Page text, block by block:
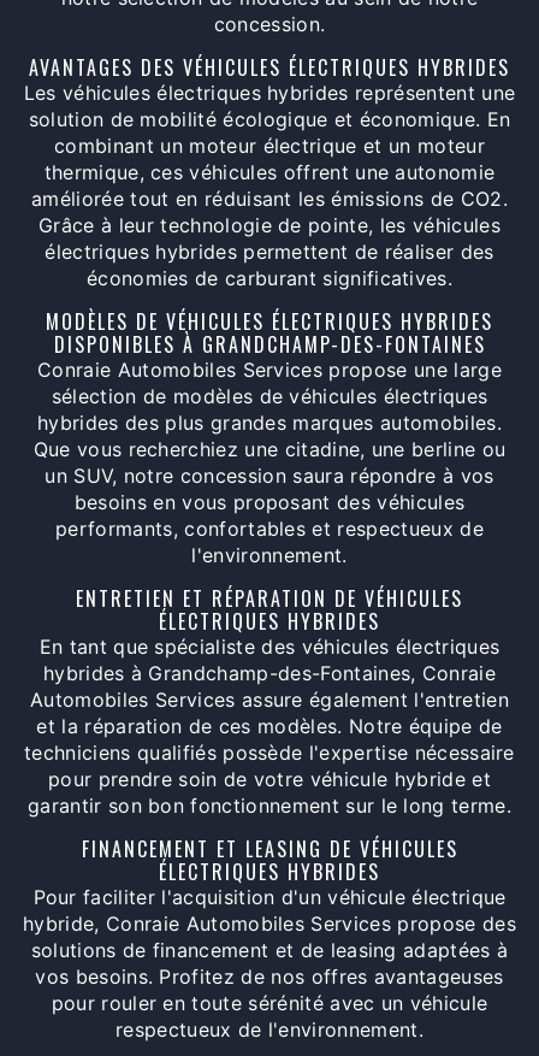
concession.
AVANTAGES DES VÉHICULES ÉLECTRIQUES HYBRIDES
Les véhicules électriques hybrides représentent une
solution de mobilité écologique et économique. En
combinant un moteur électrique et un moteur
thermique, ces véhicules offrent une autonomie
améliorée tout en réduisant les émissions de CO2.
Grâce à leur technologie de pointe, les véhicules
électriques hybrides permettent de réaliser des
économies de carburant significatives.
MODÈLES DE VÉHICULES ÉLECTRIQUES HYBRIDES
DISPONIBLES À GRANDCHAMP-DES-FONTAINES
Conraie Automobiles Services propose une large
sélection de modèles de véhicules électriques
hybrides des plus grandes marques automobiles.
Que vous recherchiez une citadine, une berline ou
un SUV, notre concession saura répondre à vos
besoins en vous proposant des véhicules
performants, confortables et respectueux de
l'environnement.
ENTRETIEN ET RÉPARATION DE VÉHICULES
ÉLECTRIQUES HYBRIDES
En tant que spécialiste des véhicules électriques
hybrides à Grandchamp-des-Fontaines, Conraie
Automobiles Services assure également l'entretien
et la réparation de ces modèles. Notre équipe de
techniciens qualifiés possède l'expertise nécessaire
pour prendre soin de votre véhicule hybride et
garantir son bon fonctionnement sur le long terme.
FINANCEMENT ET LEASING DE VÉHICULES
ÉLECTRIQUES HYBRIDES
Pour faciliter l'acquisition d'un véhicule électrique
hybride, Conraie Automobiles Services propose des
solutions de financement et de leasing adaptées à
vos besoins. Profitez de nos offres avantageuses
pour rouler en toute sérénité avec un véhicule
respectueux de l'environnement.